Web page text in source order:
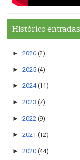
Histórico entradas
► 2026 (2)
► 2025 (4)
► 2024 (11)
► 2023 (7)
► 2022 (9)
► 2021 (12)
► 2020 (44)